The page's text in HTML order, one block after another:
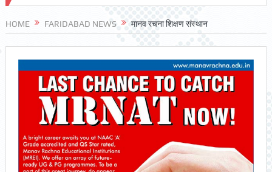
HOME FARIDABAD NEWS मानव रचना शिक्षण संस्थान